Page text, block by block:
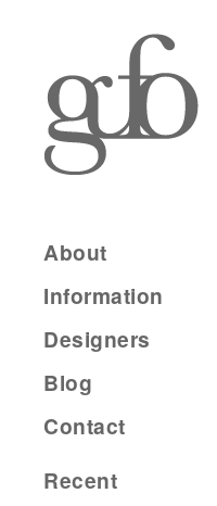
About
Information
Designers
Blog
Contact
Recent